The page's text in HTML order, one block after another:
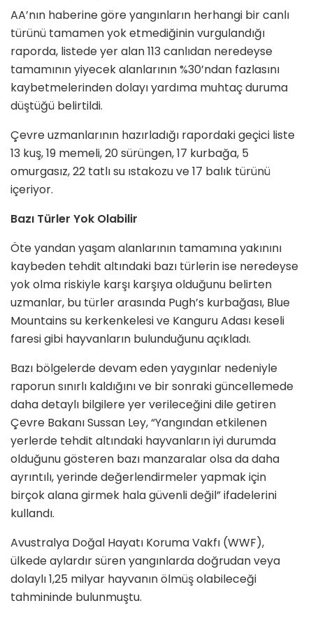
AA’nın haberine göre yangınların herhangi bir canlı
türünü tamamen yok etmediğinin vurgulandığı
raporda, listede yer alan 113 canlıdan neredeyse
tamamının yiyecek alanlarının %30’ndan fazlasını
kaybetmelerinden dolayı yardıma muhtaç duruma
düştüğü belirtildi.
Çevre uzmanlarının hazırladığı rapordaki geçici liste
13 kuş, 19 memeli, 20 sürüngen, 17 kurbağa, 5
omurgasız, 22 tatlı su ıstakozu ve 17 balık türünü
içeriyor.
Bazı Türler Yok Olabilir
Öte yandan yaşam alanlarının tamamına yakınını
kaybeden tehdit altındaki bazı türlerin ise neredeyse
yok olma riskiyle karşı karşıya olduğunu belirten
uzmanlar, bu türler arasında Pugh’s kurbağası, Blue
Mountains su kerkenkelesi ve Kanguru Adası keseli
faresi gibi hayvanların bulunduğunu açıkladı.
Bazı bölgelerde devam eden yaygınlar nedeniyle
raporun sınırlı kaldığını ve bir sonraki güncellemede
daha detaylı bilgilere yer verileceğini dile getiren
Çevre Bakanı Sussan Ley, “Yangından etkilenen
yerlerde tehdit altındaki hayvanların iyi durumda
olduğunu gösteren bazı manzaralar olsa da daha
ayrıntılı, yerinde değerlendirmeler yapmak için
birçok alana girmek hala güvenli değil” ifadelerini
kullandı.
Avustralya Doğal Hayatı Koruma Vakfı (WWF),
ülkede aylardır süren yangınlarda doğrudan veya
dolaylı 1,25 milyar hayvanın ölmüş olabileceği
tahmininde bulunmuştu.